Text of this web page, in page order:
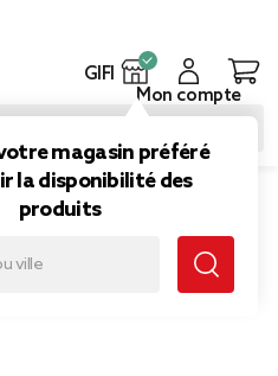
GIFI
magasin préféré
la disponibilité des
produits
Mon compte